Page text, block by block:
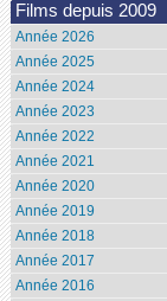
Films depuis 2009
Année 2026
Année 2025
Année 2024
Année 2023
Année 2022
Année 2021
Année 2020
Année 2019
Année 2018
Année 2017
Année 2016